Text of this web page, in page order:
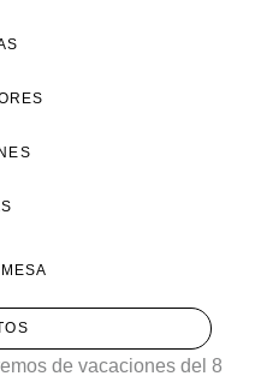
de vacaciones del 8